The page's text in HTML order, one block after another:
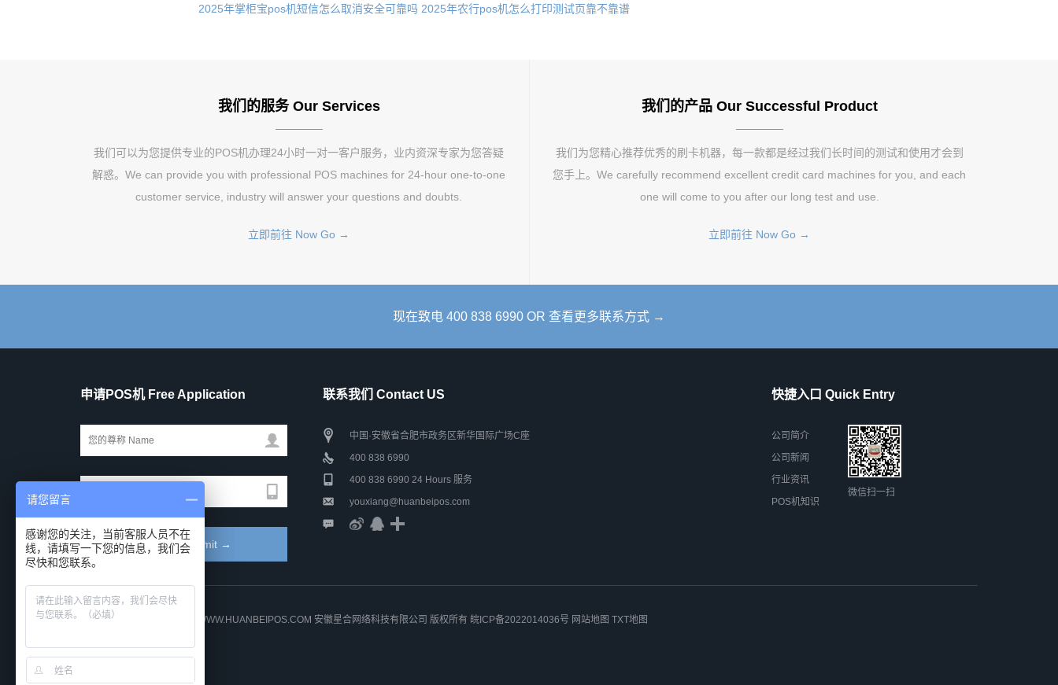
2025年掌柜宝pos机短信怎么取消安全可靠吗 2025年农行pos机怎么打印测试页靠不靠谱
我们的服务 Our Services
我们可以为您提供专业的POS机办理24小时一对一客户服务，业内资深专家为您答疑
解惑。We can provide you with professional POS machines for 24-hour one-to-one
customer service, industry will answer your questions and doubts.
立即前往 Now Go →
我们的产品 Our Successful Product
我们为您精心推荐优秀的刷卡机器，每一款都是经过我们长时间的测试和使用才会到
您手上。We carefully recommend excellent credit card machines for you, and each
one will come to you after our long test and use.
立即前往 Now Go →
现在致电 400 838 6990 OR 查看更多联系方式 →
申请POS机 Free Application 联系我们 Contact US
中国·安徽省合肥市政务区新华国际广场C座
400 838 6990
400 838 6990 24 Hours 服务
youxiang@huanbeipos.com
快捷入口 Quick Entry
公司简介
公司新闻
行业资讯
POS机知识
微信扫一扫
COPYRIGHT © 2014-2021 WWW.HUANBEIPOS.COM 安徽星合网络科技有限公司 版权所有 皖ICP备2022014036号 网站地图 TXT地图
请您留言
感谢您的关注，当前客服人员不在
线，请填写一下您的信息，我们会
尽快和您联系。